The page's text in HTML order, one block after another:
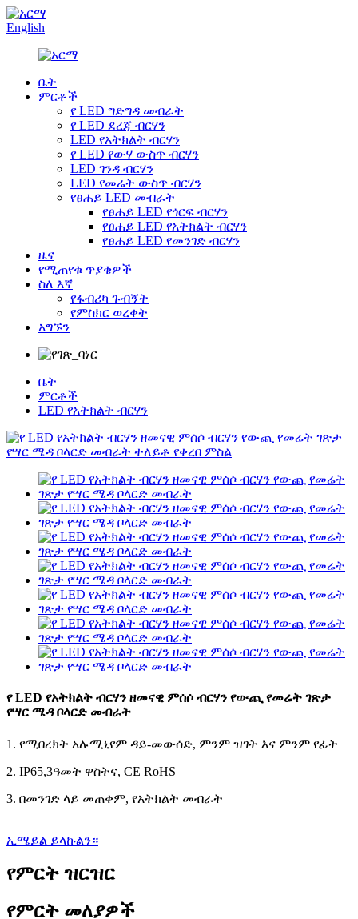
English
ቤት
ምርቶች
የ LED ግድግዳ መብራት
የ LED ደረጃ ብርሃን
LED የአትክልት ብርሃን
የ LED የውሃ ውስጥ ብርሃን
LED ገንዳ ብርሃን
LED የመሬት ውስጥ ብርሃን
የፀሐይ LED መብራት
የፀሐይ LED የጎርፍ ብርሃን
የፀሐይ LED የአትክልት ብርሃን
የፀሐይ LED የመንገድ ብርሃን
ዜና
የሚጠየቁ ጥያቄዎች
ስለ እኛ
የፋብሪካ ጉብኝት
የምስክር ወረቀት
አግኙን
ቤት
ምርቶች
LED የአትክልት ብርሃን
የ LED የአትክልት ብርሃን ዘመናዊ ምሰሶ ብርሃን የውጪ የመሬት ገጽታ
የሣር ሜዳ ቦላርድ መብራት
1. የሚበረክት አሉሚኒየም ዳይ-መውሰድ, ምንም ዝገት እና ምንም የፊት
2. IP65,3ዓመት ዋስትና, CE RoHS
3. በመንገድ ላይ መጠቀም, የአትክልት መብራት
ኢሜይል ይላኩልን።
የምርት ዝርዝር
የምርት መለያዎች